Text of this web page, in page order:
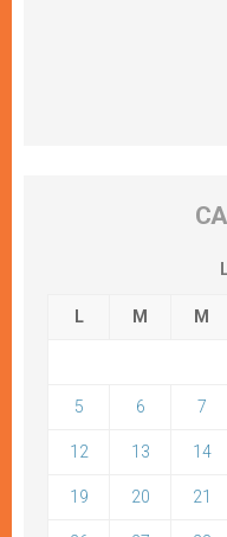
L M M
5 6 7
12 13 14
19 20 21